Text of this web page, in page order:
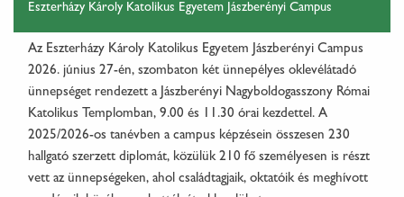
Eszterházy Károly Katolikus Egyetem Jászberényi Campus
Az Eszterházy Károly Katolikus Egyetem Jászberényi Campus
2026. június 27-én, szombaton két ünnepélyes oklevélátadó
ünnepséget rendezett a Jászberényi Nagyboldogasszony Római
Katolikus Templomban, 9.00 és 11.30 órai kezdettel. A
2025/2026-os tanévben a campus képzésein összesen 230
hallgató szerzett diplomát, közülük 210 fő személyesen is részt
vett az ünnepségeken, ahol családtagjaik, oktatóik és meghívott